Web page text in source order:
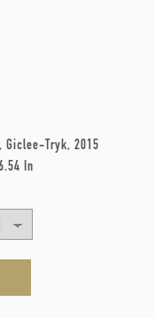
Giclee-Tryk 2015
In